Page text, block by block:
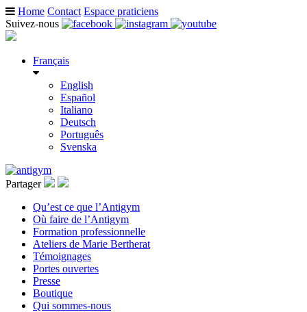
Home Contact Espace praticiens
Suivez-nous
Français
English
Español
Italiano
Deutsch
Português
Svenska
Partager
Qu’est ce que l’Antigym
Où faire de l’Antigym
Formation professionnelle
Ateliers de Marie Bertherat
Témoignages
Portes ouvertes
Presse
Boutique
Qui sommes-nous